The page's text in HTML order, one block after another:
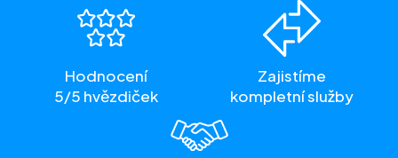
Hodnocení
5/5 hvězdiček
Zajistíme
kompletní služby